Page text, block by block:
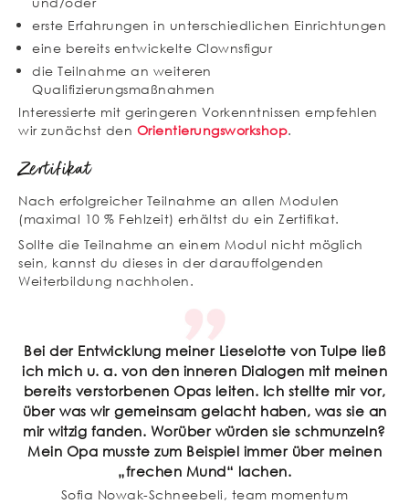
erste Erfahrungen in unterschiedlichen Einrichtungen
eine bereits entwickelte Clownsfigur
die Teilnahme an weiteren
Qualifizierungsmaßnahmen
Interessierte mit geringeren Vorkenntnissen empfehlen
wir zunächst den Orientierungsworkshop.
Zertifikat
Nach erfolgreicher Teilnahme an allen Modulen
(maximal 10 % Fehlzeit) erhältst du ein Zertifikat.
Sollte die Teilnahme an einem Modul nicht möglich
sein, kannst du dieses in der darauffolgenden
Weiterbildung nachholen.
Bei der Entwicklung meiner Lieselotte von Tulpe ließ
ich mich u. a. von den inneren Dialogen mit meinen
bereits verstorbenen Opas leiten. Ich stellte mir vor,
über was wir gemeinsam gelacht haben, was sie an
mir witzig fanden. Worüber würden sie schmunzeln?
Mein Opa musste zum Beispiel immer über meinen
„frechen Mund“ lachen.
Sofia Nowak-Schneebeli, team momentum